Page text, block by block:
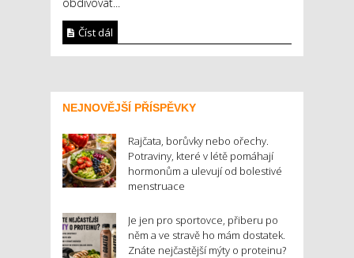
Číst dál
NEJNOVĚJŠÍ PŘÍSPĚVKY
Rajčata, borůvky nebo ořechy.
Potraviny, které v létě pomáhají
hormonům a ulevují od bolestivé
menstruace
Je jen pro sportovce, přiberu po
něm a ve stravě ho mám dostatek.
Znáte nejčastější mýty o proteinu?